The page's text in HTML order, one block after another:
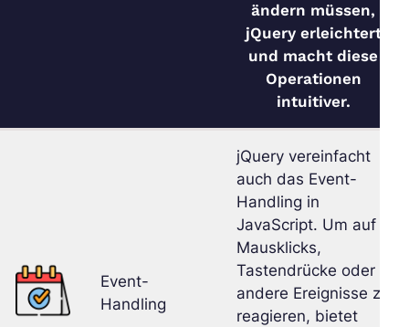
ändern müssen,
jQuery erleichtert
und macht diese
Operationen
intuitiver.
Event-
Handling
jQuery vereinfacht
auch das Event-
Handling in
JavaScript. Um auf
Mausklicks,
Tastendrücke oder
andere Ereignisse zu
reagieren, bietet